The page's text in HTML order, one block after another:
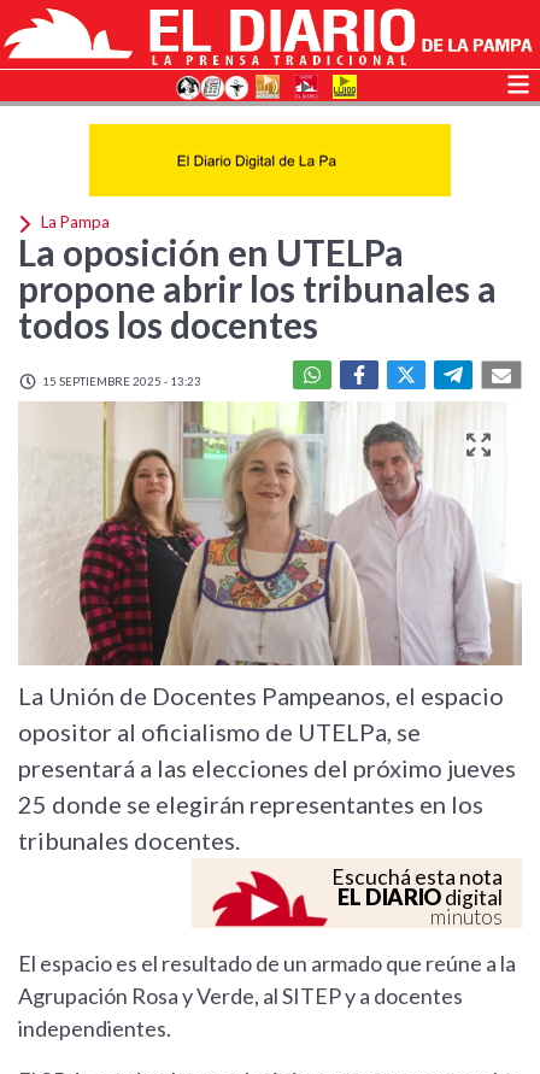
La Pampa
La oposición en UTELPa
propone abrir los tribunales a
todos los docentes
15 SEPTIEMBRE 2025 - 13:23
La Unión de Docentes Pampeanos, el espacio
opositor al oficialismo de UTELPa, se
presentará a las elecciones del próximo jueves
25 donde se elegirán representantes en los
tribunales docentes.
Escuchá esta nota
EL DIARIOdigital
minutos
El espacio es el resultado de un armado que reúne a la
Agrupación Rosa y Verde, al SITEP y a docentes
independientes.